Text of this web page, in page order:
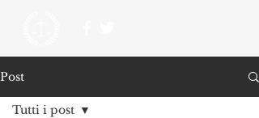
Post
Tutti i post